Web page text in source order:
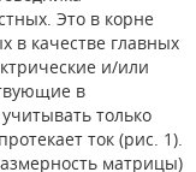
Это в корне
в качестве главных
и/или
в
только
ток (рис. 1).
матрицы)